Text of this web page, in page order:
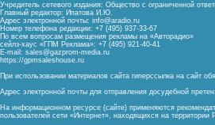
Учредитель сетевого издания: Общество с ограниченной
Главный редактор: Ипатова И.Ю.
Адрес электронной почты: info@aradio.ru
Номер телефона редакции: +7 (495) 937-33-67
По всем вопросам размещения рекламы на «Авторадио»
сейлз-хаус «ГПМ Реклама»: +7 (495) 921-40-41
E-mail: sales@gazprom-media.ru
https://gpmsaleshouse.ru
При использовании материалов сайта гиперссылка на сайт
Адрес электронной почты для отправления досудебной
На информационном ресурсе (сайте) применяются
пользователей сети «Интернет», находящихся на территории